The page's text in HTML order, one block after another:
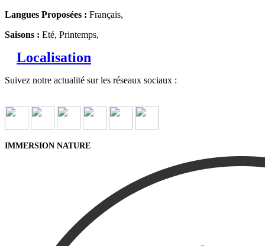
Langues Proposées : Français,
Saisons : Eté, Printemps,
Localisation
Suivez notre actualité sur les réseaux sociaux :
IMMERSION NATURE